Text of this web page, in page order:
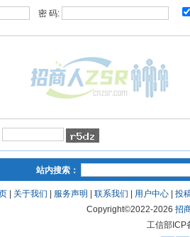
密 码:
站内搜索：
关于我们 服务声明 联系我们 用户中心
投
Copyright©2022-2026招
工信部ICP